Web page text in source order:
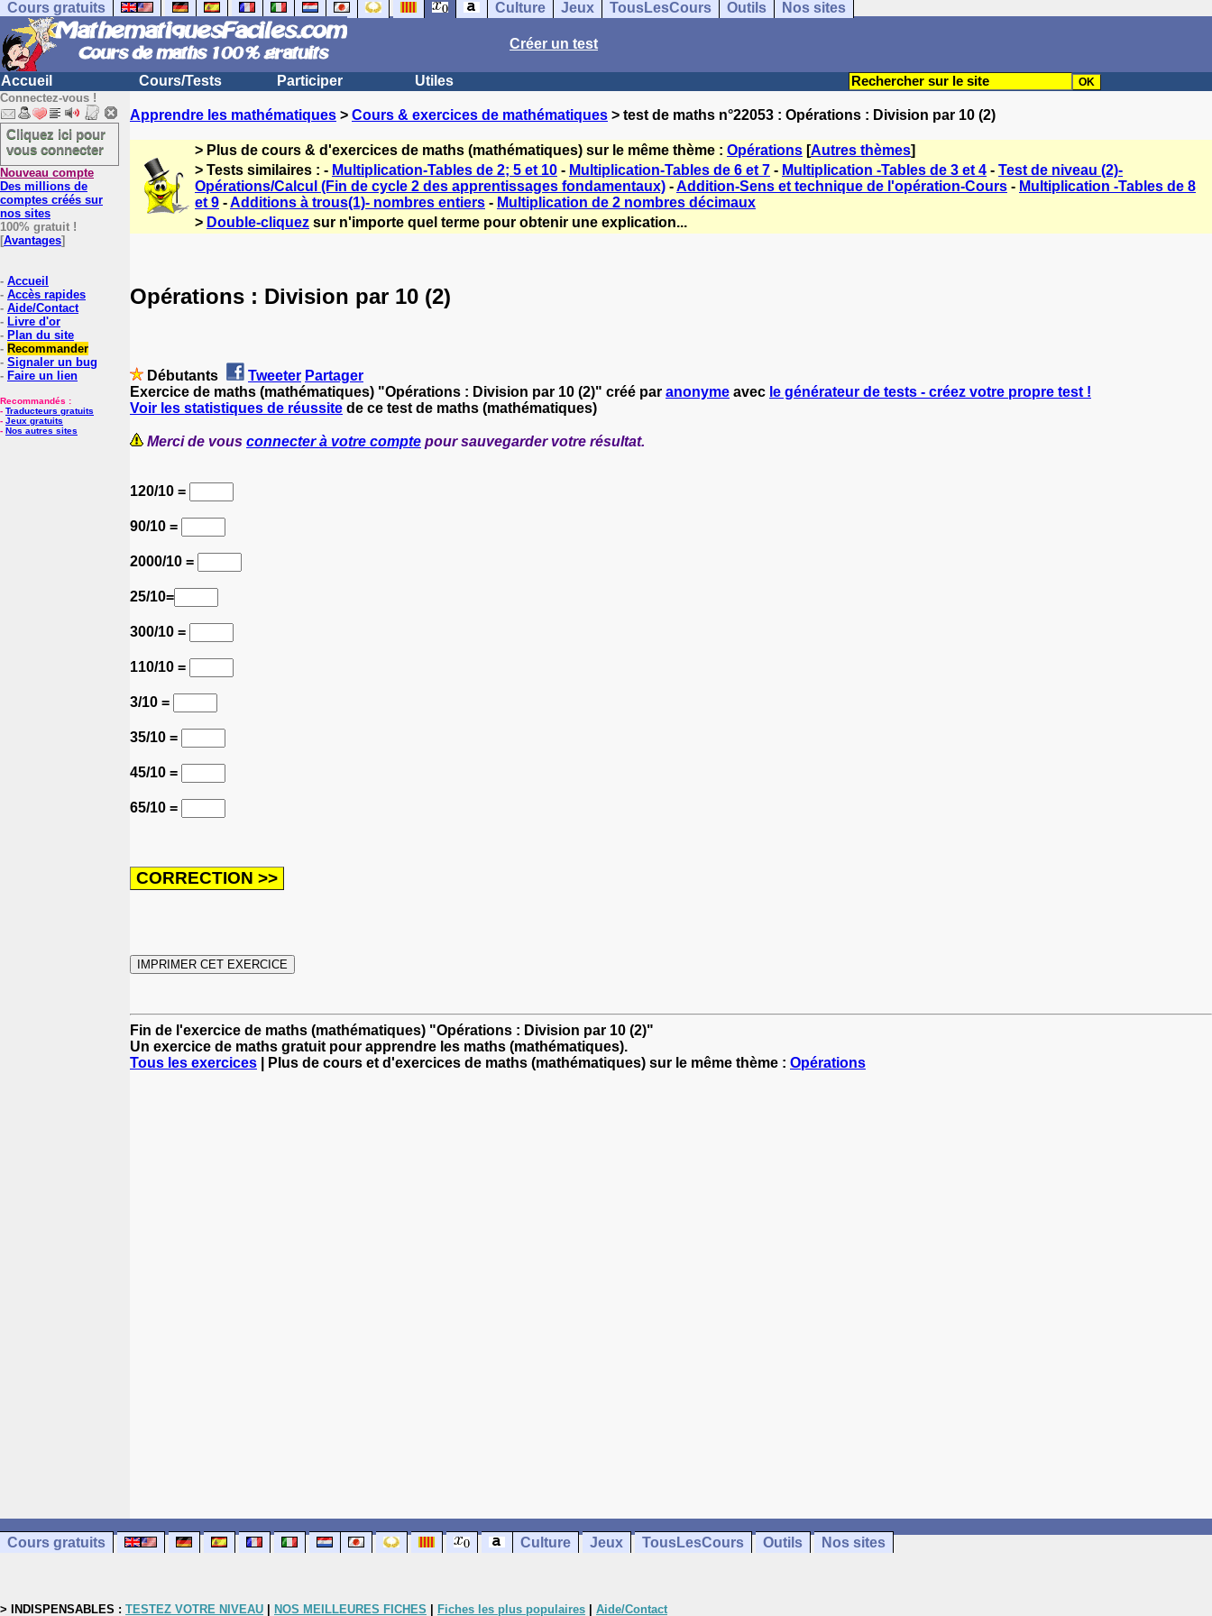
Cours gratuits Culture Jeux TousLesCours Outils Nos sites
Créer un test
Accueil Cours/Tests Participer Utiles
Connectez-vous !
Cliquez ici pour
vous connecter
Nouveau compte
Des millions de
comptes créés sur
nos sites
100% gratuit !
[Avantages]
- Accueil
- Accès rapides
- Aide/Contact
- Livre d'or
- Plan du site
- Recommander
- Signaler un bug
- Faire un lien
Recommandés :
- Traducteurs gratuits
- Jeux gratuits
- Nos autres sites
Apprendre les mathématiques > Cours & exercices de mathématiques > test de maths n°22053 : Opérations : Division par 10 (2)
> Plus de cours & d'exercices de maths (mathématiques) sur le même thème : Opérations [Autres thèmes]
> Tests similaires : - Multiplication-Tables de 2; 5 et 10 - Multiplication-Tables de 6 et 7 - Multiplication -Tables de 3 et 4 - Test de niveau (2)-
Opérations/Calcul (Fin de cycle 2 des apprentissages fondamentaux) -Addition-Sens et technique de l'opération-Cours - Multiplication -Tables de 8
et 9 -Additions à trous(1)- nombres entiers - Multiplication de 2 nombres décimaux
> Double-cliquez sur n'importe quel terme pour obtenir une explication...
Opérations : Division par 10 (2)
Débutants Tweeter Partager
Exercice de maths (mathématiques) "Opérations : Division par 10 (2)" créé par anonyme avec le générateur de tests - créez votre propre test !
Voir les statistiques de réussite de ce test de maths (mathématiques)
Merci de vous connecter à votre compte pour sauvegarder votre résultat.
120/10 =
90/10 =
2000/10 =
25/10=
300/10 =
110/10 =
3/10 =
35/10 =
45/10 =
65/10 =
Fin de l'exercice de maths (mathématiques) "Opérations : Division par 10 (2)"
Un exercice de maths gratuit pour apprendre les maths (mathématiques).
Tous les exercices | Plus de cours et d'exercices de maths (mathématiques) sur le même thème : Opérations
Cours gratuits Culture Jeux TousLesCours Outils Nos sites
> INDISPENSABLES : TESTEZ VOTRE NIVEAU NOS MEILLEURES FICHES Fiches les plus populaires Aide/Contact